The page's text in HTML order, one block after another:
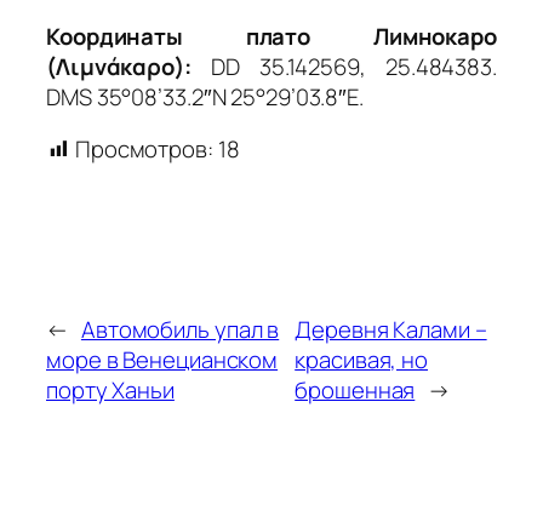
Координаты плато Лимнокаро
(Λιμνάκαρο): DD 35.142569, 25.484383.
DMS 35°08’33.2″N 25°29’03.8″E.
Просмотров: 18
← Автомобиль упал в
море в Венецианском
порту Ханьи
Деревня Калами –
красивая, но
брошенная →